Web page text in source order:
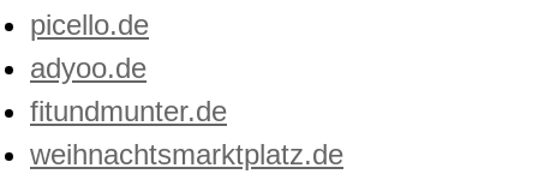
picello.de
adyoo.de
fitundmunter.de
weihnachtsmarktplatz.de